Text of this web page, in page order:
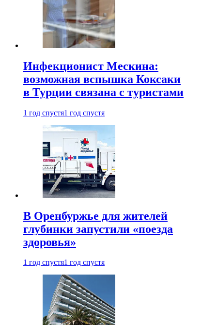
Инфекционист Мескина:
возможная вспышка Коксаки
в Турции связана с туристами
1 год спустя1 год спустя
В Оренбуржье для жителей
глубинки запустили «поезда
здоровья»
1 год спустя1 год спустя